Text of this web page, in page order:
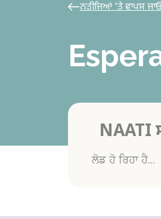
ਨਤੀਜਿਆਂ ‘ਤੇ ਵਾਪਸ
NAATI
ਲੋਡ ਹੋ ਰਿਹਾ ਹੈ...